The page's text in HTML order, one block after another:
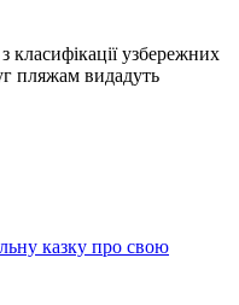
класифікації узбережних
пляжам видадуть
казку про свою